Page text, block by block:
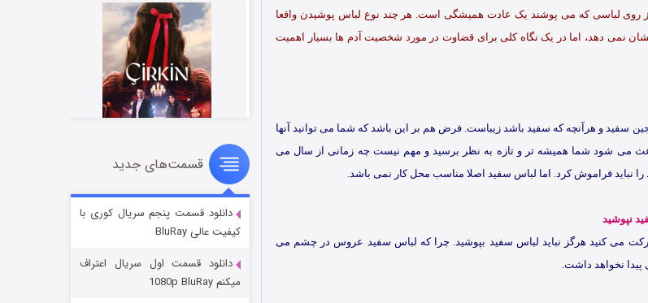
روی لباسی که می پوشند یک عادت همیشگی است. هر چند نوع لباس پوشیدن واقعا
نشان نمی دهد، اما در یک نگاه کلی برای قضاوت در مورد شخصیت آدم ها بسیار اهمیت
سفید و هرآنچه که سفید باشد زیباست. فرض هم بر این باشد که شما می توانید آنها
می شود شما همیشه تر و تازه به نظر برسید و مهم نیست چه زمانی از سال می
نباید فراموش کرد. اما لباس سفید اصلا مناسب محل کار نمی باشد.
نپوشید
می کنید هرگز نباید لباس سفید بپوشید. چرا که لباس سفید عروس در چشم می
پیدا نخواهد داشت.
سریال زشت
قسمت۲ (زیرنویس) منتشر شد
قسمت‌های جدید
دانلود قسمت پنجم سریال کوری با
کیفیت عالی BluRay
دانلود قسمت اول سریال اعتراف
میکنم 1080p BluRay